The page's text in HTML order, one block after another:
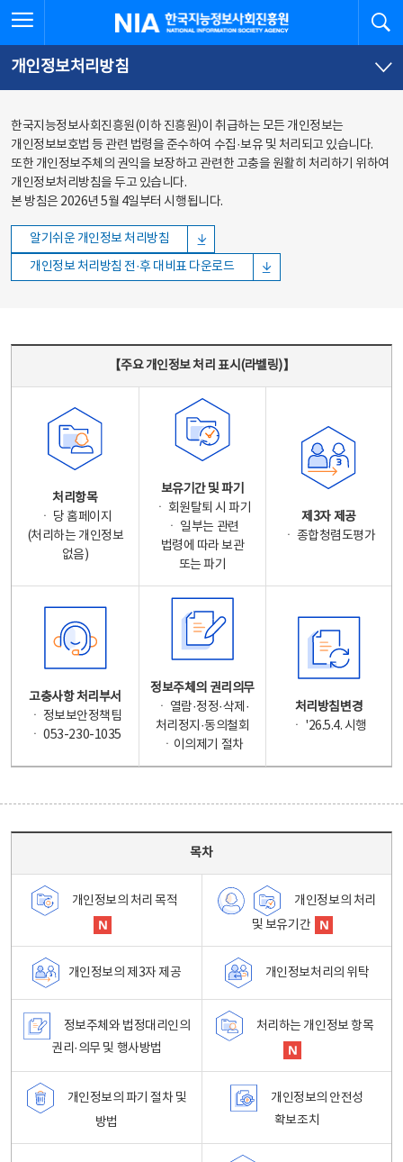
바로가기
바로가기
한국지능정보사회진흥원
개인정보처리방침
한국지능정보사회진흥원(이하 진흥원)이 취급하는 모든 개인정보는
개인정보보호법 등 관련 법령을 준수하여 수집·보유 및 처리되고 있습니다.
또한 개인정보주체의 권익을 보장하고 관련한 고충을 원활히 처리하기 위하여
개인정보처리방침을 두고 있습니다.
본 방침은 2026년 5월 4일부터 시행됩니다.
알기쉬운 개인정보 처리방침
개인정보 처리방침 전·후 대비표 다운로드
【주요 개인정보 처리 표시(라벨링)】
처리항목
ㆍ 당 홈페이지
(처리하는 개인정보
없음)
보유기간 및 파기
ㆍ 회원탈퇴 시 파기
ㆍ 일부는 관련
법령에 따라 보관
또는 파기
제3자 제공
ㆍ 종합청렴도평가
고충사항 처리부서
ㆍ 정보보안정책팀
ㆍ 053-230-1035
정보주체의 권리의무
ㆍ 열람·정정·삭제·
처리정지·동의철회
ㆍ이의제기 절차
처리방침변경
ㆍ '26.5.4. 시행
목차
개인정보의 처리 목적
개인정보의 처리
및 보유기간
개인정보의 제3자 제공 개인정보처리의 위탁
정보주체와 법정대리인의
권리·의무 및 행사방법
처리하는 개인정보 항목
개인정보의 파기 절차 및
방법
개인정보의 안전성
확보조치